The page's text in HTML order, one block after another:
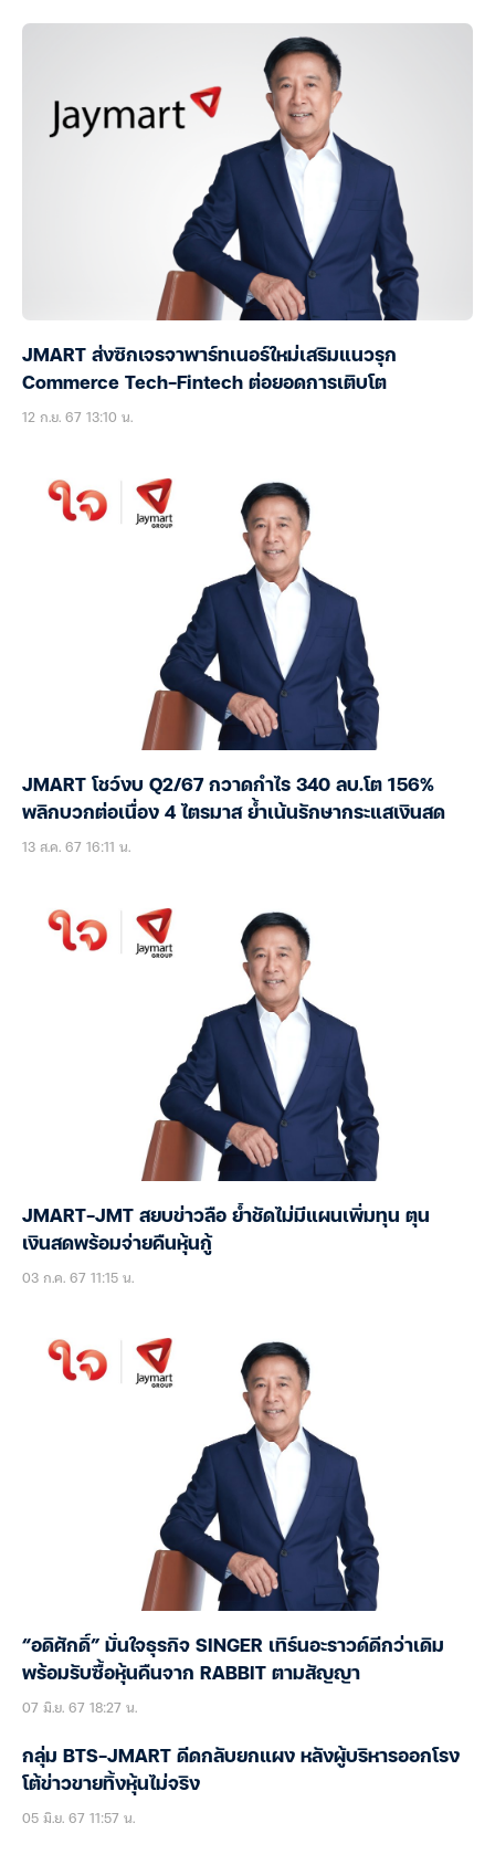
JMART ส่งซิกเจรจาพาร์ทเนอร์ใหม่เสริมแนวรุก
Commerce Tech-Fintech ต่อยอดการเติบโต
12 ก.ย. 67 13:10 น.
JMART โชว์งบ Q2/67 กวาดกำไร 340 ลบ.โต 156%
พลิกบวกต่อเนื่อง 4 ไตรมาส ย้ำเน้นรักษากระแสเงินสด
13 ส.ค. 67 16:11 น.
JMART-JMT สยบข่าวลือ ย้ำชัดไม่มีแผนเพิ่มทุน ตุน
เงินสดพร้อมจ่ายคืนหุ้นกู้
03 ก.ค. 67 11:15 น.
“อดิศักดิ์” มั่นใจธุรกิจ SINGER เทิร์นอะราวด์ดีกว่าเดิม
พร้อมรับซื้อหุ้นคืนจาก RABBIT ตามสัญญา
07 มิ.ย. 67 18:27 น.
กลุ่ม BTS-JMART ดีดกลับยกแผง หลังผู้บริหารออกโรง
โต้ข่าวขายทิ้งหุ้นไม่จริง
05 มิ.ย. 67 11:57 น.